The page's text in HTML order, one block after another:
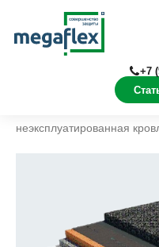
+7
неэксплуатированная